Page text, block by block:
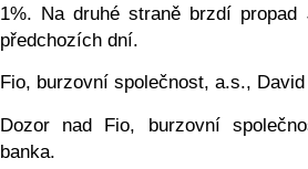
1%. Na druhé straně brzdí
předchozích dní.
Fio, burzovní společnost, a.s.,
Dozor nad Fio, burzovní
banka.